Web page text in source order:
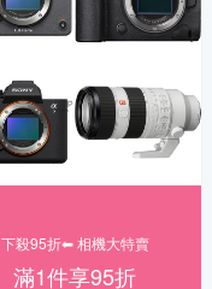
下殺95折⬅︎ 相機大特賣
滿1件享95折